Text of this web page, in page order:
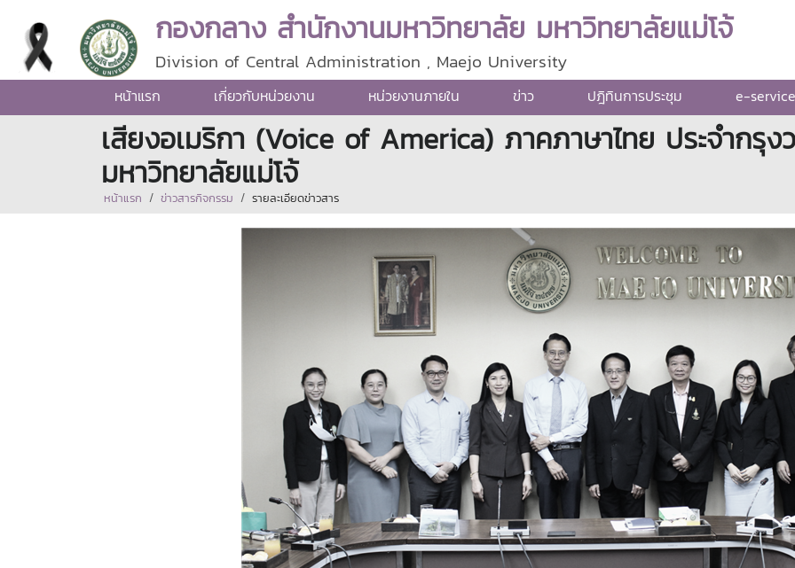
กองกลาง สำนักงานมหาวิทยาลัย มหาวิทยาลัยแม่โจ้
Division of Central Administration , Maejo University
หน้าแรก เกี่ยวกับหน่วยงาน หน่วยงานภายใน ข่าว ปฎิทินการประชุม e-service
เสียงอเมริกา (Voice of America) ภาคภาษาไทย ประจำกรุ
มหาวิทยาลัยแม่โจ้
หน้าแรก ข่าวสารกิจกรรม รายละเอียดข่าวสาร